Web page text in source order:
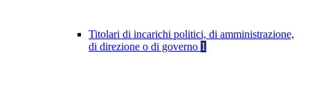
Titolari di incarichi politici, di amministrazione,
di direzione o di governo 1